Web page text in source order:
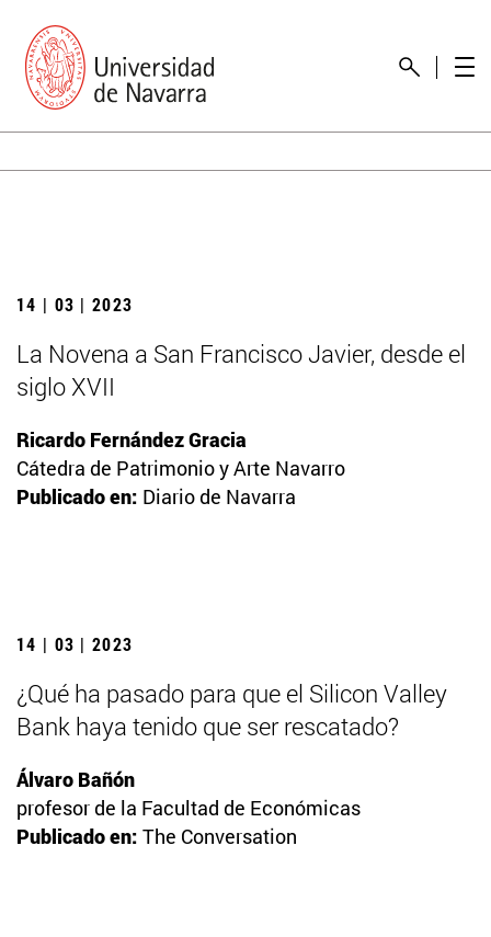
14 | 03 | 2023
La Novena a San Francisco Javier, desde el
siglo XVII
Ricardo Fernández Gracia
Cátedra de Patrimonio y Arte Navarro
Publicado en: Diario de Navarra
14 | 03 | 2023
¿Qué ha pasado para que el Silicon Valley
Bank haya tenido que ser rescatado?
Álvaro Bañón
profesor de la Facultad de Económicas
Publicado en: The Conversation